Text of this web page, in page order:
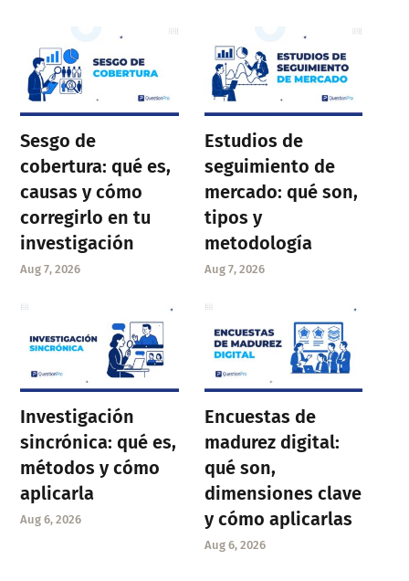
Sesgo de
cobertura: qué es,
causas y cómo
corregirlo en tu
investigación
Aug 7, 2026
Estudios de
seguimiento de
mercado: qué son,
tipos y
metodología
Aug 7, 2026
Investigación
sincrónica: qué es,
métodos y cómo
aplicarla
Aug 6, 2026
Encuestas de
madurez digital:
qué son,
dimensiones clave
y cómo aplicarlas
Aug 6, 2026